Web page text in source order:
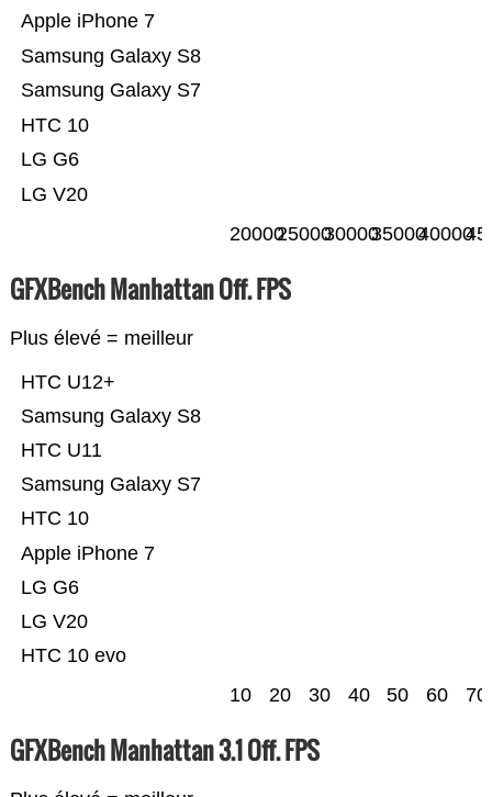
LG V20
LG G6
HTC 10
Samsung Galaxy S7
Samsung Galaxy S8
Apple iPhone 7
2000025000300003500040000
GFXBench Manhattan Off. FPS
Plus élevé = meilleur
HTC 10 evo
LG V20
LG G6
Apple iPhone 7
HTC 10
Samsung Galaxy S7
HTC U11
Samsung Galaxy S8
HTC U12+
10 20 30 40 50 60 70
GFXBench Manhattan 3.1 Off. FPS